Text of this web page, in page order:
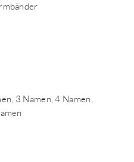
3 Namen, 4 Namen,